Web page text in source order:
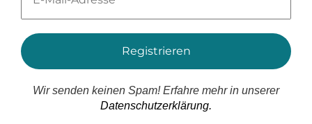
*
Wir senden keinen Spam! Erfahre mehr in unserer
Datenschutzerklärung.